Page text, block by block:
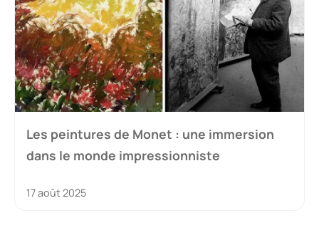
Les peintures de Monet : une immersion
dans le monde impressionniste
17 août 2025